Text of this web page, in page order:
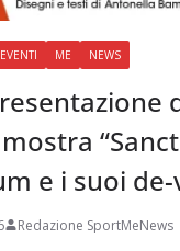
EVENTI ME NEWS
e i suoi de-
Redazione SportMeNews